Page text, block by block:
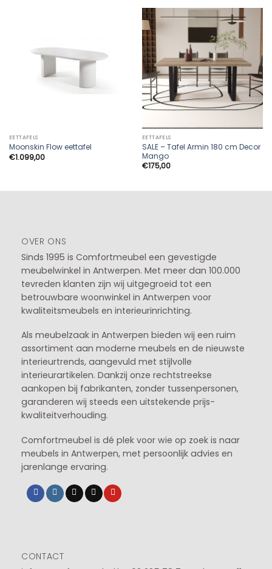
EETTAFELS
Moonskin Flow eettafel
€1.099,00
EETTAFELS
SALE – Tafel Armin 180 cm Decor
Mango
€175,00
OVER ONS
Sinds 1995 is Comfortmeubel een gevestigde
meubelwinkel in Antwerpen. Met meer dan 100.000
tevreden klanten zijn wij uitgegroeid tot een
betrouwbare woonwinkel in Antwerpen voor
kwaliteitsmeubels en interieurinrichting.
Als meubelzaak in Antwerpen bieden wij een ruim
assortiment aan moderne meubels en de nieuwste
interieurtrends, aangevuld met stijlvolle
interieurartikelen. Dankzij onze rechtstreekse
aankopen bij fabrikanten, zonder tussenpersonen,
garanderen wij steeds een uitstekende prijs-
kwaliteitverhouding.
Comfortmeubel is dé plek voor wie op zoek is naar
meubels in Antwerpen, met persoonlijk advies en
jarenlange ervaring.
CONTACT